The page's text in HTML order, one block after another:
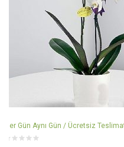
Her Gün Aynı Gün / Ücretsiz